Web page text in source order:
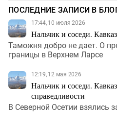
ПОСЛЕДНИЕ ЗАПИСИ В
17:44, 10 июля 2026
Нальчик и соседи.
Таможня добро не дает. О
границы в Верхнем Ларсе
12:19, 12 мая 2026
Нальчик и соседи.
справедливости
В Северной Осетии взялись